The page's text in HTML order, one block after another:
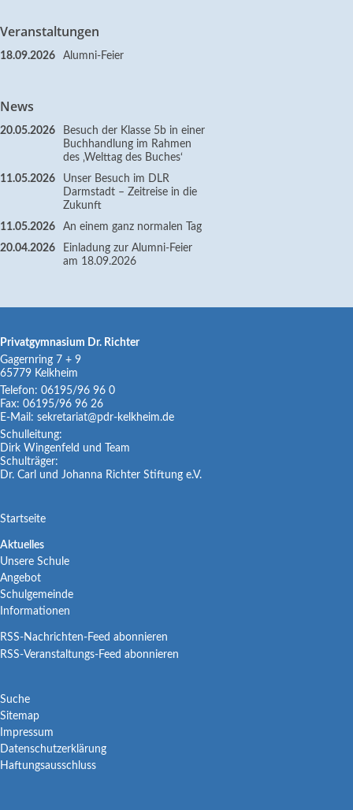
Veranstaltungen
18.09.2026 Alumni-Feier
News
20.05.2026
Besuch der Klasse 5b in einer
Buchhandlung im Rahmen
des ‚Welttag des Buches‘
11.05.2026
Unser Besuch im DLR
Darmstadt – Zeitreise in die
Zukunft
11.05.2026
An einem ganz normalen Tag
20.04.2026
Einladung zur Alumni-Feier
am 18.09.2026
Privatgymnasium Dr. Richter
Gagernring 7 + 9
65779 Kelkheim
Telefon: 06195/96 96 0
Fax: 06195/96 96 26
E-Mail: sekretariat@pdr-kelkheim.de
Schulleitung:
Dirk Wingenfeld und Team
Schulträger:
Dr. Carl und Johanna Richter Stiftung e.V.
Navigation
überspringen
Startseite
Navigation
überspringen
Aktuelles
Unsere Schule
Angebot
Schulgemeinde
Informationen
RSS-Nachrichten-Feed abonnieren
RSS-Veranstaltungs-Feed abonnieren
Navigation
überspringen
Suche
Sitemap
Impressum
Datenschutzerklärung
Haftungsausschluss